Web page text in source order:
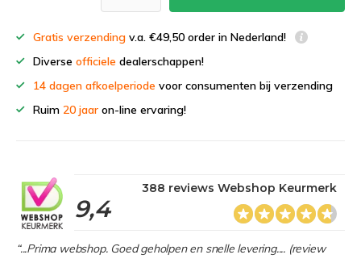
Gratis verzending v.a. €49,50 order in Nederland!
Diverse officiele dealerschappen!
14 dagen afkoelperiode voor consumenten bij verzending
Ruim 20 jaar on-line ervaring!
9,4
388 reviews Webshop Keurmerk
“...Prima webshop. Goed geholpen en snelle levering.... (review